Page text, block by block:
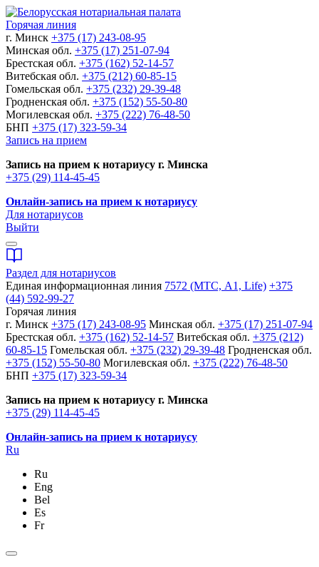
Горячая линия
г. Минск +375 (17) 243-08-95
Минская обл. +375 (17) 251-07-94
Брестская обл. +375 (162) 52-14-57
Витебская обл. +375 (212) 60-85-15
Гомельская обл. +375 (232) 29-39-48
Гродненская обл. +375 (152) 55-50-80
Могилевская обл. +375 (222) 76-48-50
БНП +375 (17) 323-59-34
Запись на прием
Запись на прием к нотариусу г. Минска
+375 (29) 114-45-45
Онлайн-запись на прием к нотариусу
Для нотариусов
Выйти
Раздел для нотариусов
Единая информационная линия 7572 (МТС, A1, Life) +375
(44) 592-99-27
Горячая линия
г. Минск +375 (17) 243-08-95 Минская обл. +375 (17) 251-07-94
Брестская обл. +375 (162) 52-14-57 Витебская обл. +375 (212)
60-85-15 Гомельская обл. +375 (232) 29-39-48 Гродненская обл.
+375 (152) 55-50-80 Могилевская обл. +375 (222) 76-48-50
БНП +375 (17) 323-59-34
Запись на прием к нотариусу г. Минска
+375 (29) 114-45-45
Онлайн-запись на прием к нотариусу
Ru
Ru
Eng
Bel
Es
Fr